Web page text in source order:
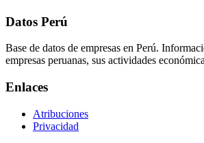
Datos Perú
Base de datos de empresas en Perú.
empresas peruanas, sus actividades
Enlaces
Atribuciones
Privacidad